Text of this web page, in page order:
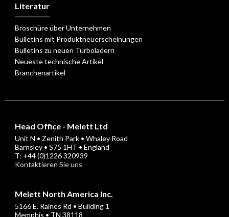
Literatur
Broschüre über Unternehmen
Bulletins mit Produktneuerscheinungen
Bulletins zu neuen Turboladern
Neueste technische Artikel
Branchenartikel
Head Office - Melett Ltd
Unit N • Zenith Park • Whaley Road
Barnsley • S75 1HT • England
T: +44 (0)1226 320939
Kontaktieren Sie uns
Melett North America Inc.
5166 E. Raines Rd • Building 1
Memphis • TN 38118